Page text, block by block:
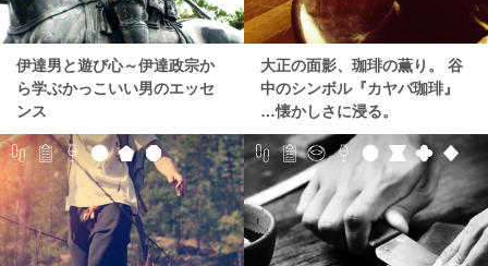
伊達男と遊び心～伊達政宗か
ら学ぶかっこいい男のエッセ
ンス
大正の面影、珈琲の薫り。 谷
中のシンボル『カヤバ珈琲』
…懐かしさに浸る。